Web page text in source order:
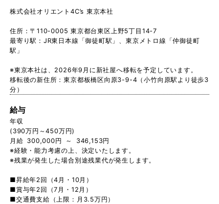
株式会社オリエント4C’s 東京本社
住所：〒110-0005 東京都台東区上野5丁目14-7
最寄り駅：JR東日本線「御徒町駅」、東京メトロ線「仲御徒町
駅」
※東京本社は、2026年9月に新社屋へ移転を予定しています。
移転後の新住所：東京都板橋区向原3-9-4（小竹向原駅より徒歩3
分）
給与
年収
(390万円～450万円)
月給 300,000円 ～ 346,153円
※経験・能力考慮の上、決定いたします。
※残業が発生した場合別途残業代が発生します。
■昇給年2回（4月・10月）
■賞与年2回（7月・12月）
■交通費支給（上限：月3.5万円）